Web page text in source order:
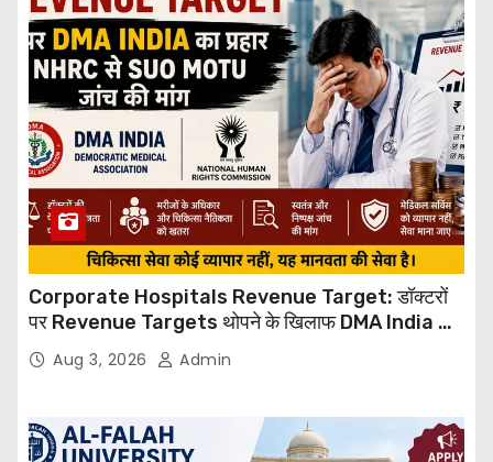
Corporate Hospitals Revenue Target: डॉक्टरों
पर Revenue Targets थोपने के खिलाफ DMA India का
बड़ा कदम, NHRC से Suo Motu जांच की मांग
Aug 3, 2026 Admin